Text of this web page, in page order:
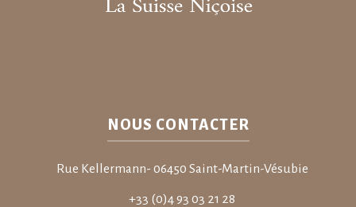
NOUS CONTACTER
Rue Kellermann- 06450 Saint-Martin-Vésubie
+33 (0)4 93 03 21 28